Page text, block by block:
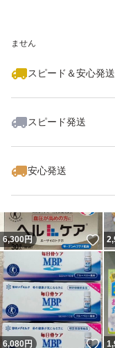
ません
スピード＆安心発送
スピード発送
安心発送
6,300円
6,080円 い